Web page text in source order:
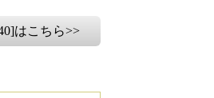
はこちら>>